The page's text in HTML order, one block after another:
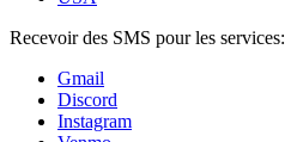
Recevoir des SMS pour les services:
Gmail
Discord
Instagram